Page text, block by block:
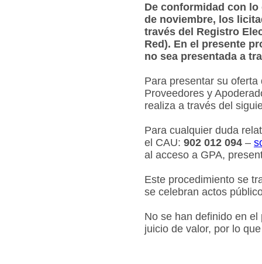
De conformidad con lo
de noviembre, los
través del Registro
Red). En el presente
no sea presentada a
Para presentar su
Proveedores y
realiza a través del
Para cualquier duda
el CAU: 902 012 094 –
al acceso a GPA,
Este procedimiento se
se celebran actos
No se han definido en
juicio de valor, por lo